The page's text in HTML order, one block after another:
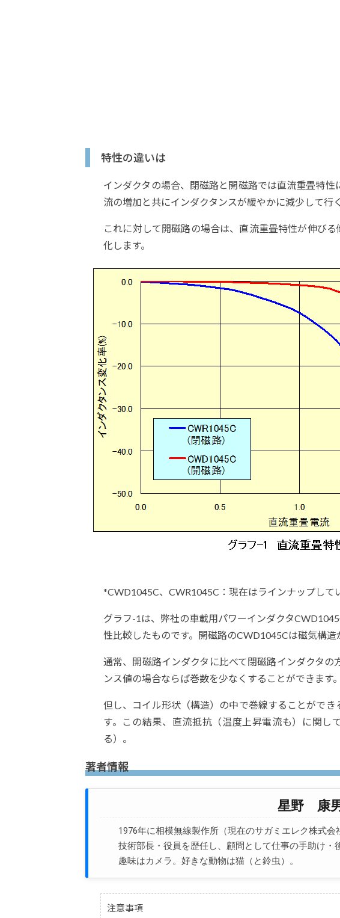
特性の違いは
インダクタの場合、閉磁路と開磁路では直流重畳特
流の増加と共にインダクタンスが緩やかに減少して行
これに対して開磁路の場合は、直流重畳特性が伸び
化します。
*CWD1045C、CWR1045C：現在はラインナップして
グラフ-1は、弊社の車載用パワーインダクタ
性比較したものです。開磁路のCWD1045Cは磁気構
通常、開磁路インダクタに比べて閉磁路インダクタ
ンス値の場合ならば巻数を少なくすることができます。
但し、コイル形状（構造）の中で巻線することがで
す。この結果、直流抵抗（温度上昇電流も）に関
る）。
著者情報
星野 康
1976年に相模無線製作所（現在のサガミエレク株式会
技術部長・役員を歴任し、顧問として仕事の手助け・
趣味はカメラ。好きな動物は猫（と鈴虫）。
注意事項